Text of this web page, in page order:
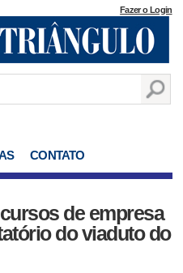
Fazer o Login
CONTATO
de empresa
do viaduto do